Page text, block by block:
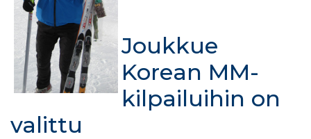
Joukkue
Korean MM-
kilpailuihin on
valittu